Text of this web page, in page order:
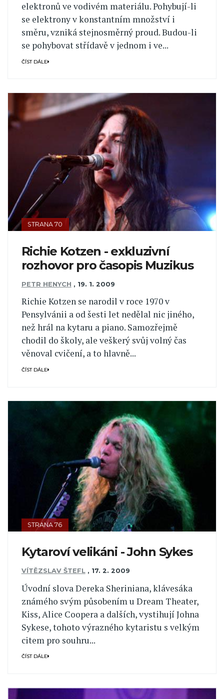
elektronů ve vodivém materiálu. Pohybují-li
se elektrony v konstantním množství i
směru, vzniká stejnosměrný proud. Budou-li
se pohybovat střídavě v jednom i ve...
ČÍST DÁLE
STRANA 70
Richie Kotzen - exkluzivní
rozhovor pro časopis Muzikus
PETR HENYCH , 19. 1. 2009
Richie Kotzen se narodil v roce 1970 v
Pensylvánii a od šesti let nedělal nic jiného,
než hrál na kytaru a piano. Samozřejmě
chodil do školy, ale veškerý svůj volný čas
věnoval cvičení, a to hlavně...
ČÍST DÁLE
STRANA 76
Kytaroví velikáni - John Sykes
VÍTĚZSLAV ŠTEFL , 17. 2. 2009
Úvodní slova Dereka Sheriniana, klávesáka
známého svým působením u Dream Theater,
Kiss, Alice Coopera a dalších, vystihují Johna
Sykese, tohoto výrazného kytaristu s velkým
citem pro souhru...
ČÍST DÁLE